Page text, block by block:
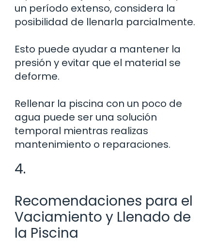
un período extenso, considera la
posibilidad de llenarla parcialmente.
Esto puede ayudar a mantener la
presión y evitar que el material se
deforme.
Rellenar la piscina con un poco de
agua puede ser una solución
temporal mientras realizas
mantenimiento o reparaciones.
4.
Recomendaciones para el
Vaciamiento y Llenado de
la Piscina